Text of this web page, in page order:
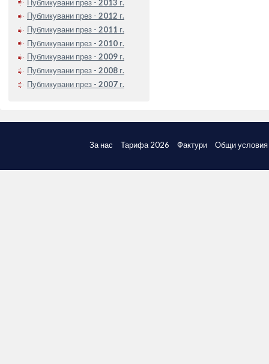
Публикувани през - 2013 г.
Публикувани през - 2012 г.
Публикувани през - 2011 г.
Публикувани през - 2010 г.
Публикувани през - 2009 г.
Публикувани през - 2008 г.
Публикувани през - 2007 г.
За нас Тарифа 2026 Фактури Общи условия